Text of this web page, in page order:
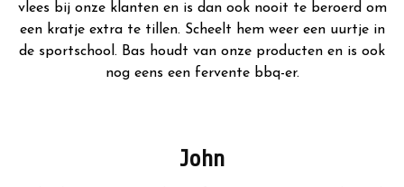
vlees bij onze klanten en is dan ook nooit te beroerd om
een kratje extra te tillen. Scheelt hem weer een uurtje in
de sportschool. Bas houdt van onze producten en is ook
nog eens een fervente bbq-er.
John